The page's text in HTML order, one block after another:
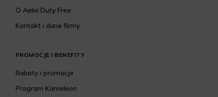
O Aelia Duty Free
Kontakt i dane firmy
PROMOCJE I BENEFITY
Rabaty i promocje
Program Kameleon